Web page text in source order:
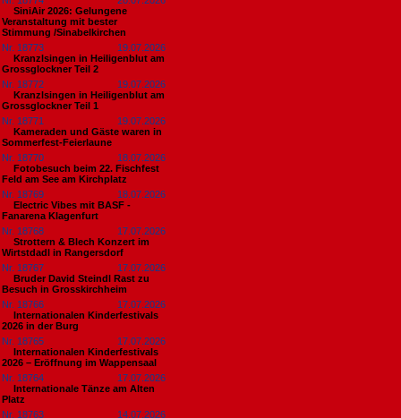
SiniAir 2026: Gelungene
Veranstaltung mit bester
Stimmung /Sinabelkirchen
Nr. 18773
19.07.2026
Kranzlsingen in Heiligenblut am
Grossglockner Teil 2
Nr. 18772
19.07.2026
Kranzlsingen in Heiligenblut am
Grossglockner Teil 1
Nr. 18771
19.07.2026
Kameraden und Gäste waren in
Sommerfest-Feierlaune
Nr. 18770
18.07.2026
Fotobesuch beim 22. Fischfest
Feld am See am Kirchplatz
Nr. 18769
18.07.2026
Electric Vibes mit BASF -
Fanarena Klagenfurt
Nr. 18768
17.07.2026
Strottern & Blech Konzert im
Wirtstdadl in Rangersdorf
Nr. 18767
17.07.2026
Bruder David Steindl Rast zu
Besuch in Grosskirchheim
Nr. 18766
17.07.2026
Internationalen Kinderfestivals
2026 in der Burg
Nr. 18765
17.07.2026
Internationalen Kinderfestivals
2026 – Eröffnung im Wappensaal
Nr. 18764
17.07.2026
Internationale Tänze am Alten
Platz
Nr. 18763
14.07.2026